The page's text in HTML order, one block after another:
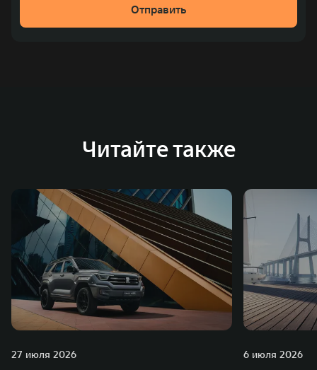
место по объёмам продаж пикапов в Китае. На
зарубежных – в России, Таиланде, Бразилии и Индии, а
Отправить
Читайте также
27 июля 2026 6 июля 2026